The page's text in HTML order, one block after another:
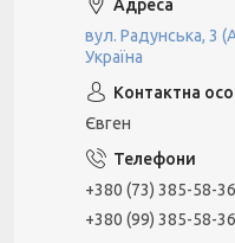
вул. Радунська, 3
Україна
Євген
+380 (73) 385-58-36
+380 (99) 385-58-36